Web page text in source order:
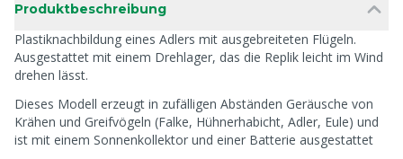
Produktbeschreibung
Plastiknachbildung eines Adlers mit ausgebreiteten Flügeln.
Ausgestattet mit einem Drehlager, das die Replik leicht im Wind
drehen lässt.
Dieses Modell erzeugt in zufälligen Abständen Geräusche von
Krähen und Greifvögeln (Falke, Hühnerhabicht, Adler, Eule) und
ist mit einem Sonnenkollektor und einer Batterie ausgestattet